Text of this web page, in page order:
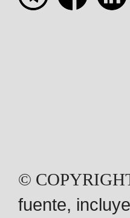
©
fuente,